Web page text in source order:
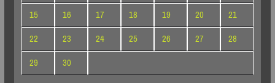
15
16 17 18 19 20
21
22
23 24 25 26 27
28
29
30